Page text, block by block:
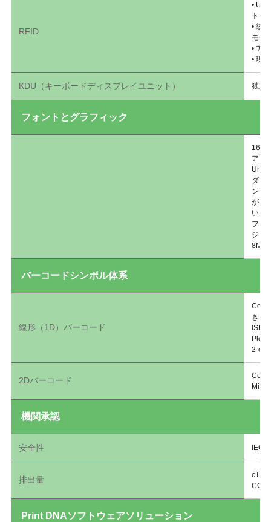
RFID
•
ト
• 統
モデ
• ア
• 現
KDU（キーボードディスプレイユニット） 独立
フォントとグラフィック
16種
アジ
ダウ
ント
が、
いた
フォ
ジェ
8MB
バーコードシンボル体系
線形（1D）バーコード
Code
き）
2-of-
2Dバーコード
機関承認
安全性 IEC
排出量
CCC
Print DNAソフトウェアソリューション